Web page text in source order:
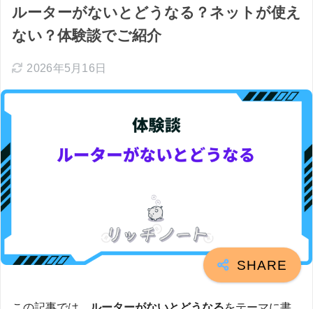
ルーターがないとどうなる？ネットが使え
ない？体験談でご紹介
2026年5月16日